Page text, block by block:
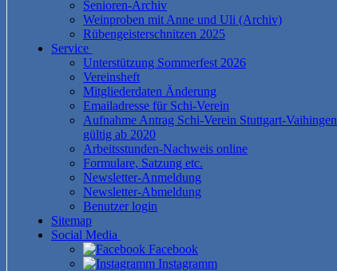
Senioren-Archiv
Weinproben mit Anne und Uli (Archiv)
Rübengeisterschnitzen 2025
Service
Unterstützung Sommerfest 2026
Vereinsheft
Mitgliederdaten Änderung
Emailadresse für Schi-Verein
Aufnahme Antrag Schi-Verein Stuttgart-Vaihingen
gültig ab 2020
Arbeitsstunden-Nachweis online
Formulare, Satzung etc.
Newsletter-Anmeldung
Newsletter-Abmeldung
Benutzer login
Sitemap
Social Media
Facebook
Instagramm